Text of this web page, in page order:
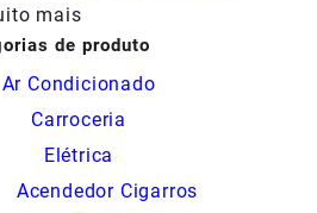
mais
de produto
Ar Condicionado
Carroceria
Elétrica
Acendedor Cigarros